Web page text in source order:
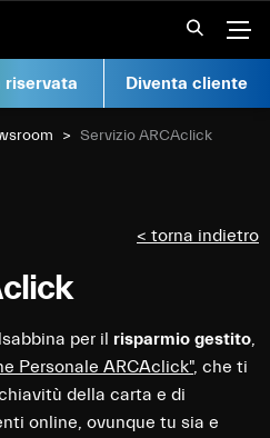
riservata Diventa cliente
Current:
Servizio ARCAclick
< torna indietro
per il risparmio gestito
Personale ARCAclick", che ti
della carta e di
online, ovunque tu sia e